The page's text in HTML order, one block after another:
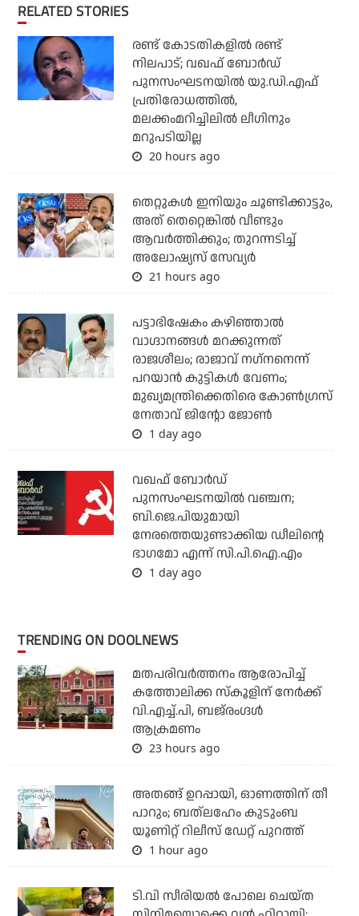
RELATED STORIES
രണ്ട് കോടതികളില്‍ രണ്ട്
നിലപാട്; വഖഫ് ബോര്‍ഡ്
പുനസംഘടനയില്‍ യു.ഡി.എഫ്
പ്രതിരോധത്തില്‍,
മലക്കംമറിച്ചിലില്‍ ലീഗിനും
മറുപടിയില്ല
20 hours ago
തെറ്റുകള്‍ ഇനിയും ചൂണ്ടിക്കാട്ടും,
അത് തെറ്റെങ്കില്‍ വീണ്ടും
ആവര്‍ത്തിക്കും; തുറന്നടിച്ച്
അലോഷ്യസ് സേവ്യര്‍
21 hours ago
പട്ടാഭിഷേകം കഴിഞ്ഞാല്‍
വാഗ്ദാനങ്ങള്‍ മറക്കുന്നത്
രാജശീലം; രാജാവ് നഗ്‌നനെന്ന്
പറയാന്‍ കുട്ടികള്‍ വേണം;
മുഖ്യമന്ത്രിക്കെതിരെ കോണ്‍ഗ്രസ്
നേതാവ് ജിന്റോ ജോണ്‍
1 day ago
വഖഫ് ബോര്‍ഡ്
പുനസംഘടനയില്‍ വഞ്ചന;
ബി.ജെ.പിയുമായി
നേരത്തെയുണ്ടാക്കിയ ഡീലിന്റെ
ഭാഗമോ എന്ന് സി.പി.ഐ.എം
1 day ago
TRENDING ON DOOLNEWS
മതപരിവര്‍ത്തനം ആരോപിച്ച്
കത്തോലിക്ക സ്‌കൂളിന് നേര്‍ക്ക്
വി.എച്ച്.പി, ബജ്‌രംഗ്ദള്‍
ആക്രമണം
23 hours ago
അതങ്ങ് ഉറപ്പായി, ഓണത്തിന് തീ
പാറും; ബത്‌ലഹേം കുടുംബ
യൂണിറ്റ് റിലീസ് ഡേറ്റ് പുറത്ത്
1 hour ago
ടി.വി സീരിയല്‍ പോലെ ചെയ്ത